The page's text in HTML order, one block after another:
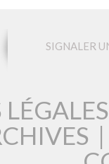
SIGNALER
|